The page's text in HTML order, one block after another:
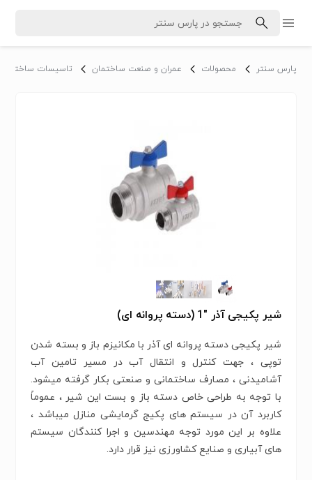
پارس سنتر محصولات عمران و صنعت ساختمان تاسیسات ساختمان
شیر پکیجی آذر "1 (دسته پروانه ای)
شیر پکیجی دسته پروانه ای آذر با مکانیزم باز و بسته شدن
توپی ، جهت کنترل و انتقال آب در مسیر تامین آب
آشامیدنی ، مصارف ساختمانی و صنعتی بکار گرفته میشود.
با توجه به طراحی خاص دسته باز و بست این شیر ، عموماً
کاربرد آن در سیستم های پکیج گرمایشی منازل میباشد ،
علاوه بر این مورد توجه مهندسین و اجرا کنندگان سیستم
های آبیاری و صنایع کشاورزی نیز قرار دارد.